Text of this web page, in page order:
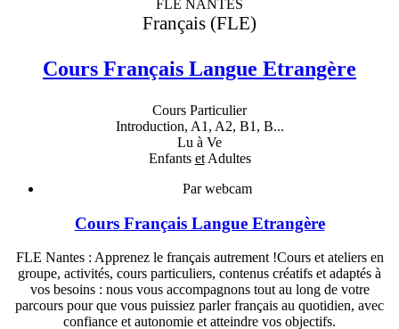
FLE NANTES
Français (FLE)
Cours Français Langue Etrangère
Cours Particulier
Introduction, A1, A2, B1, B...
Lu à Ve
Enfants etAdultes
Par webcam
Cours Français Langue Etrangère
FLE Nantes : Apprenez le français autrement !Cours et ateliers en
groupe, activités, cours particuliers, contenus créatifs et adaptés à
vos besoins : nous vous accompagnons tout au long de votre
parcours pour que vous puissiez parler français au quotidien, avec
confiance et autonomie et atteindre vos objectifs.